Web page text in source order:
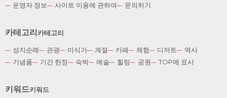
운영자 정보 사이트 이용에 관하여 문의하기
카테고리카테고리
성지순례 관광 미식가 계절 카페 체험 디저트
역사
기념품
기간 한정 숙박 예술 힐링 공원 TOP에 표시
키워드키워드
German
English